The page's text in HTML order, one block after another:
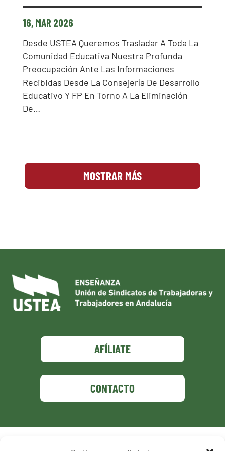
16, MAR 2026
Desde USTEA Queremos Trasladar A Toda La
Comunidad Educativa Nuestra Profunda
Preocupación Ante Las Informaciones
Recibidas Desde La Consejería De Desarrollo
Educativo Y FP En Torno A La Eliminación
De…
MOSTRAR MÁS
AFÍLIATE
CONTACTO